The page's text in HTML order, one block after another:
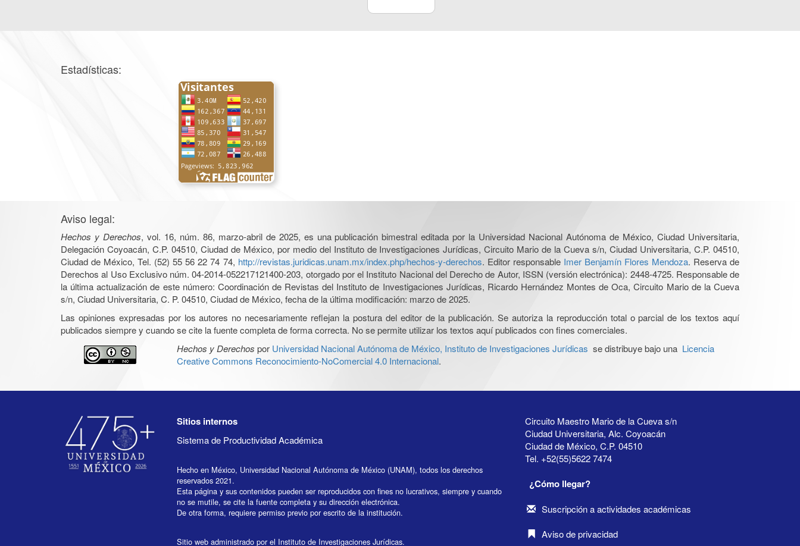
Estadísticas:
Aviso legal:
Hechos y Derechos, vol. 16, núm. 86, marzo-abril de 2025, es una publicación bimestral editada por la Universidad Nacional Autónoma de México, Ciudad Universitaria,
Delegación Coyoacán, C.P. 04510, Ciudad de México, por medio del Instituto de Investigaciones Jurídicas, Circuito Mario de la Cueva s/n, Ciudad Universitaria, C.P. 04510,
Ciudad de México, Tel. (52) 55 56 22 74 74, http://revistas.juridicas.unam.mx/index.php/hechos-y-derechos. Editor responsable Imer Benjamín Flores Mendoza. Reserva de
Derechos al Uso Exclusivo núm. 04-2014-052217121400-203, otorgado por el Instituto Nacional del Derecho de Autor, ISSN (versión electrónica): 2448-4725. Responsable de
la última actualización de este número: Coordinación de Revistas del Instituto de Investigaciones Jurídicas, Ricardo Hernández Montes de Oca, Circuito Mario de la Cueva
s/n, Ciudad Universitaria, C. P. 04510, Ciudad de México, fecha de la última modificación: marzo de 2025.
Las opiniones expresadas por los autores no necesariamente reflejan la postura del editor de la publicación. Se autoriza la reproducción total o parcial de los textos aquí
publicados siempre y cuando se cite la fuente completa de forma correcta. No se permite utilizar los textos aquí publicados con fines comerciales.
Hechos y Derechos por Universidad Nacional Autónoma de México, Instituto de Investigaciones Jurídicas se distribuye bajo una Licencia
Creative Commons Reconocimiento-NoComercial 4.0 Internacional.
Sitios internos
Sistema de Productividad Académica
Hecho en México, Universidad Nacional Autónoma de México (UNAM), todos los derechos
reservados 2021.
Esta página y sus contenidos pueden ser reproducidos con fines no lucrativos, siempre y cuando
no se mutile, se cite la fuente completa y su dirección electrónica.
De otra forma, requiere permiso previo por escrito de la institución.
Sitio web administrado por el Instituto de Investigaciones Jurídicas.
Circuito Maestro Mario de la Cueva s/n
Ciudad Universitaria, Alc. Coyoacán
Ciudad de México, C.P. 04510
Tel. +52(55)5622 7474
¿Cómo llegar?
Suscripción a actividades académicas
Aviso de privacidad